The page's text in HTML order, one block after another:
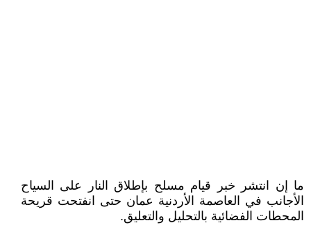
ما إن انتشر خبر قيام مسلح بإطلاق النار على السياح
الأجانب في العاصمة الأردنية عمان حتى انفتحت قريحة
المحطات الفضائية بالتحليل والتعليق.